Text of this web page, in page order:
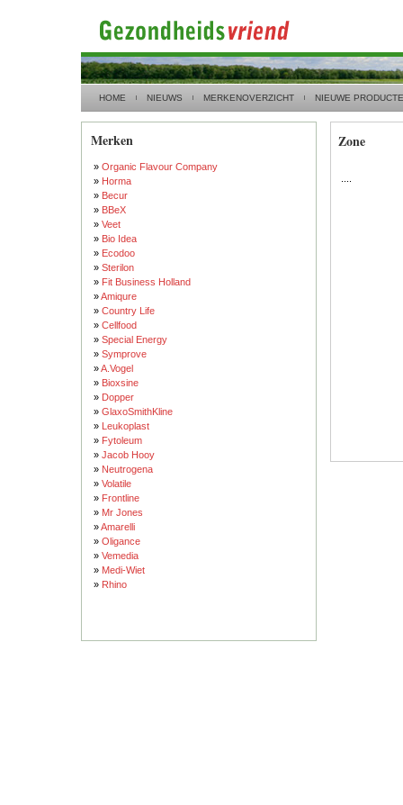
HOME NIEUWS MERKENOVERZICHT NIEUWE
Merken
» Organic Flavour Company
» Horma
» Becur
» BBeX
» Veet
» Bio Idea
» Ecodoo
» Sterilon
» Fit Business Holland
»Amiqure
» Country Life
» Cellfood
» Special Energy
» Symprove
»A.Vogel
» Bioxsine
» Dopper
» GlaxoSmithKline
» Leukoplast
» Fytoleum
» Jacob Hooy
» Neutrogena
» Volatile
» Frontline
» Mr Jones
»Amarelli
» Oligance
» Vemedia
» Medi-Wiet
» Rhino
Zone